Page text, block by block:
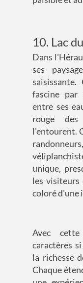
10. Lac
Dans
ses
fascine par
entre ses
rouge
l'entourent.
unique,
les visiteurs
coloré d'une
Avec
caractères
la richesse
Chaque